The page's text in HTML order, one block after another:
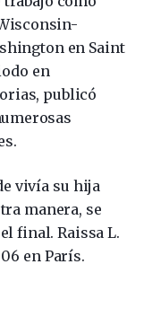
en Saint
en
publicó
vivía su hija
manera, se
final. Raissa L.
en París.